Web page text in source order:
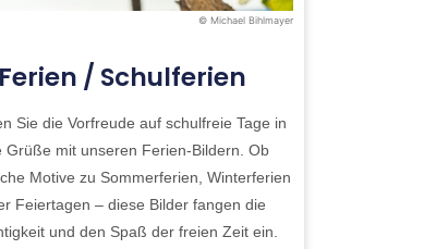
© Michael Bihlmayer
Ferien / Schulferien
Sie die Vorfreude auf schulfreie Tage in
Grüße mit unseren Ferien-Bildern. Ob
Motive zu Sommerferien, Winterferien
Feiertagen – diese Bilder fangen die
und den Spaß der freien Zeit ein.